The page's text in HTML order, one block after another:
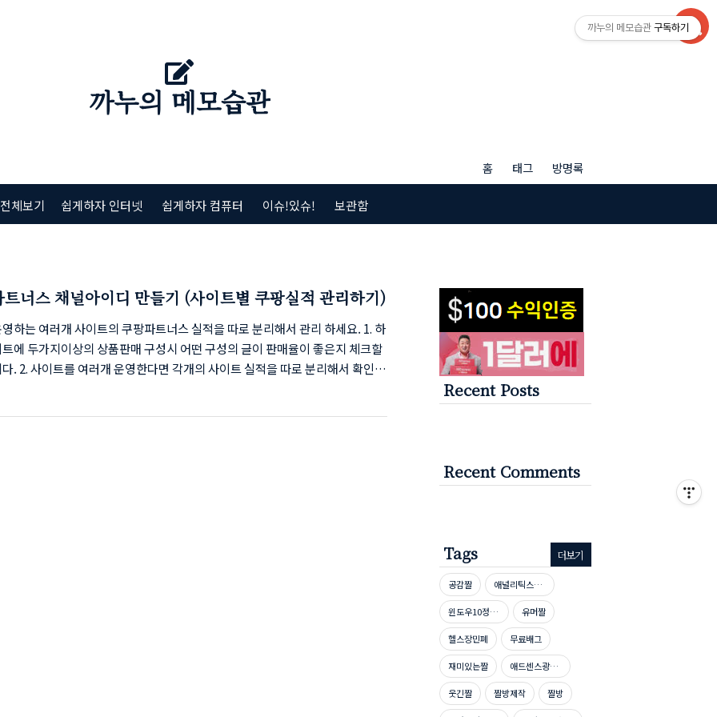
까누의 메모습관
홈 태그 방명록
체보기 쉽게하자 인터넷 쉽게하자 컴퓨터 이슈!있슈! 보관함
Recent Posts
Recent Comments
Tags 더보기
공감짤 애널리틱스자격증
윈도우10정품인증 유머짤
헬스장민폐 무료배그
재미있는짤 애드센스광고단가높이기
웃긴짤 짤방제작 짤방
트너스 채널아이디 만들기 (사이트별 쿠팡실적 관리하기)
하는 여러개 사이트의 쿠팡파트너스 실적을 따로 분리해서 관리 하세요. 1. 하
에 두가지이상의 상품판매 구성시 어떤 구성의 글이 판매율이 좋은지 체크할
. 2. 사이트를 여러개 운영한다면 각개의 사이트 실적을 따로 분리해서 확인
까누의 메모습관 구독하기